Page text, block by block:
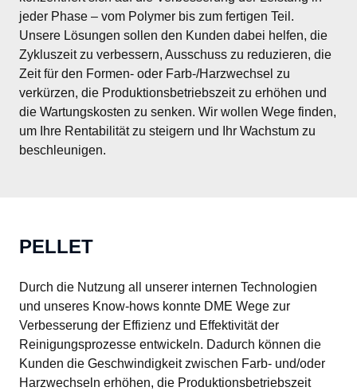
jeder Phase – vom Polymer bis zum fertigen Teil.
Unsere Lösungen sollen den Kunden dabei helfen, die
Zykluszeit zu verbessern, Ausschuss zu reduzieren, die
Zeit für den Formen- oder Farb-/Harzwechsel zu
verkürzen, die Produktionsbetriebszeit zu erhöhen und
die Wartungskosten zu senken. Wir wollen Wege finden,
um Ihre Rentabilität zu steigern und Ihr Wachstum zu
beschleunigen.
PELLET
Durch die Nutzung all unserer internen Technologien
und unseres Know-hows konnte DME Wege zur
Verbesserung der Effizienz und Effektivität der
Reinigungsprozesse entwickeln. Dadurch können die
Kunden die Geschwindigkeit zwischen Farb- und/oder
Harzwechseln erhöhen, die Produktionsbetriebszeit